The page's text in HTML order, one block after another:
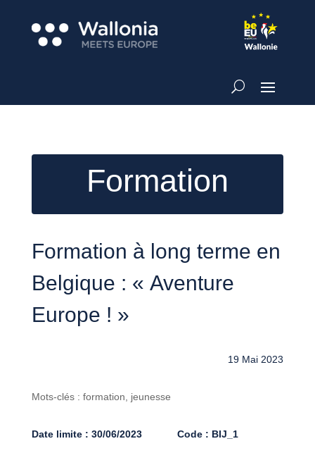
Formation
Formation à long terme en
Belgique : « Aventure
Europe ! »
19 Mai 2023
Mots-clés : formation, jeunesse
Date limite : 30/06/2023 Code : BIJ_1